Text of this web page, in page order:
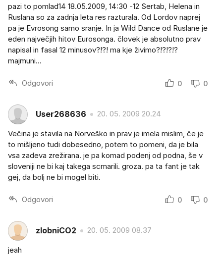
pazi to pomlad14 18.05.2009, 14:30 -12 Sertab, Helena in
Ruslana so za zadnja leta res razturala. Od Lordov naprej
pa je Evrosong samo sranje. In ja Wild Dance od Ruslane je
eden največjih hitov Eurosonga. človek je absolutno prav
napisal in fasal 12 minusov?!?! ma kje živimo?!?!?!?
majmuni...
Odgovori 0 0
User268636 20. 05. 2009 20.24
Večina je stavila na Norveško in prav je imela mislim, če je
to mišljeno tudi dobesedno, potem to pomeni, da je bila
vsa zadeva zrežirana. je pa komad podenj od podna, še v
sloveniji ne bi kaj takega scmarili. groza. pa ta fant je tak
gej, da bolj ne bi mogel biti.
Odgovori 0 0
zlobniCO2 20. 05. 2009 08.37
jeah